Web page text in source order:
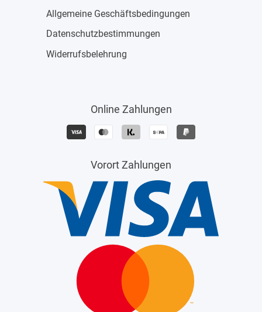
Allgemeine Geschäftsbedingungen
Datenschutzbestimmungen
Widerrufsbelehrung
Online Zahlungen
Vorort Zahlungen